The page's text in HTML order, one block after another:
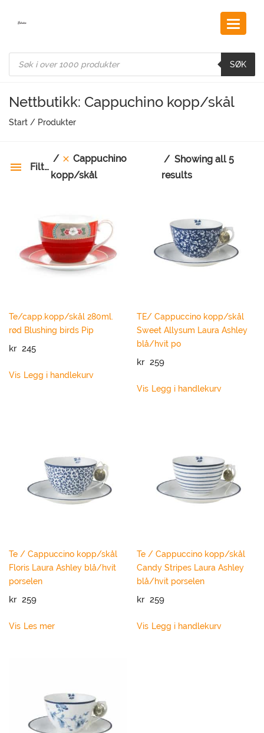
Products
search
SØK
Nettbutikk: Cappuchino kopp/skål
Start / Produkter
Filter
Cappuchino
kopp/skål
Showing all 5
results
Kategorier
Merke
Clear filters
Te/capp.kopp/skål 280ml.
rød Blushing birds Pip
kr 245
Vis Legg i handlekurv
TE/ Cappuccino kopp/skål
Sweet Allysum Laura Ashley
blå/hvit po
kr 259
Vis Legg i handlekurv
Te / Cappuccino kopp/skål
Floris Laura Ashley blå/hvit
porselen
kr 259
Vis Les mer
Te / Cappuccino kopp/skål
Candy Stripes Laura Ashley
blå/hvit porselen
kr 259
Vis Legg i handlekurv